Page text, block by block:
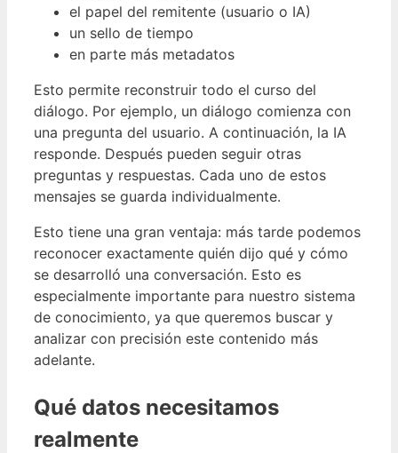
el papel del remitente (usuario o IA)
un sello de tiempo
en parte más metadatos
Esto permite reconstruir todo el curso del
diálogo. Por ejemplo, un diálogo comienza con
una pregunta del usuario. A continuación, la IA
responde. Después pueden seguir otras
preguntas y respuestas. Cada uno de estos
mensajes se guarda individualmente.
Esto tiene una gran ventaja: más tarde podemos
reconocer exactamente quién dijo qué y cómo
se desarrolló una conversación. Esto es
especialmente importante para nuestro sistema
de conocimiento, ya que queremos buscar y
analizar con precisión este contenido más
adelante.
Qué datos necesitamos
realmente